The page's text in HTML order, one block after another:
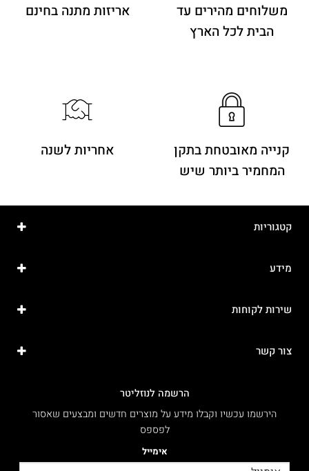
משלוחים מהירים עד
הבית לכל הארץ
אריזות מתנה בחינם
קנייה מאובטחת בתקן
המחמיר ביותר שיש
אחריות לשנה
קטגוריות
מידע
שירות לקוחות
צור קשר
הרשמה לנוזליטר
הירשמו עכשיו וקבלו מידע על מוצרים חדשים ומבצעים שאסור
לפספס
אימייל